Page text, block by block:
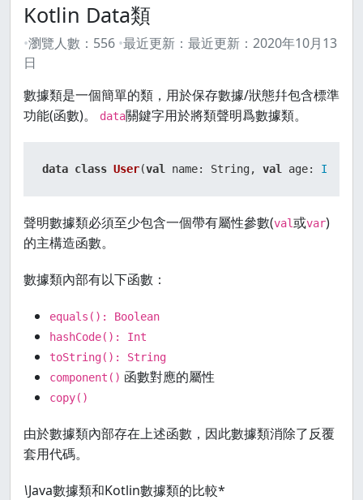
Kotlin Data類
瀏覽人數： 556 最近更新： 最近更新： 2020年10月13
日
數據類是一個簡單的類，用於保存數據/狀態幷包含標準
功能(函數)。
data關鍵字用於將類聲明爲數據類。
data class User(val name: String, val age: Int
聲明數據類必須至少包含一個帶有屬性參數(val或var)
的主構造函數。
數據類內部有以下函數：
equals(): Boolean
hashCode(): Int
toString(): String
component() 函數對應的屬性
copy()
由於數據類內部存在上述函數，因此數據類消除了反覆
套用代碼。
\Java數據類和Kotlin數據類的比較*